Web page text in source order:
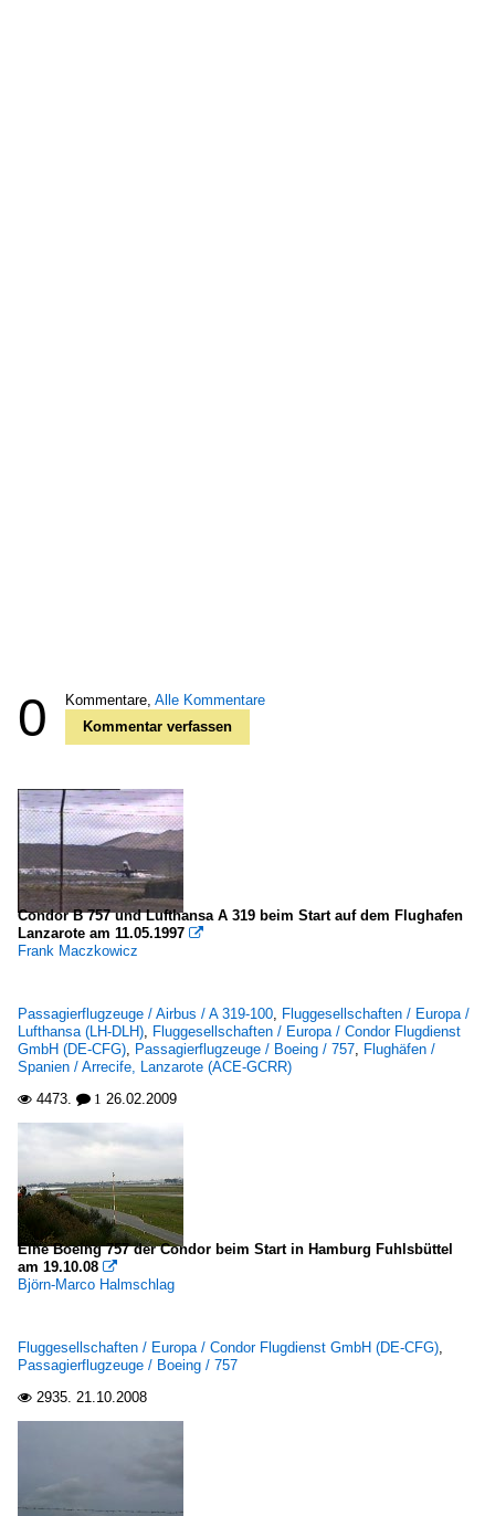
0 Kommentare, Alle Kommentare
Kommentar verfassen
Condor B 757 und Lufthansa A 319 beim Start auf dem Flughafen
Lanzarote am 11.05.1997 
Frank Maczkowicz
Passagierflugzeuge / Airbus / A 319-100, Fluggesellschaften / Europa /
Lufthansa (LH-DLH), Fluggesellschaften / Europa / Condor Flugdienst
GmbH (DE-CFG), Passagierflugzeuge / Boeing / 757, Flughäfen /
Spanien / Arrecife, Lanzarote (ACE-GCRR)
 4473.  1 26.02.2009
Eine Boeing 757 der Condor beim Start in Hamburg Fuhlsbüttel
am 19.10.08 
Björn-Marco Halmschlag
Fluggesellschaften / Europa / Condor Flugdienst GmbH (DE-CFG),
Passagierflugzeuge / Boeing / 757
 2935. 21.10.2008